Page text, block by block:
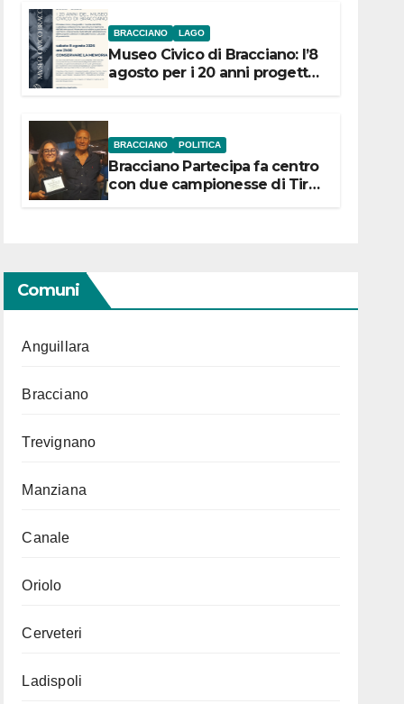
BRACCIANO LAGO
Museo Civico di Bracciano: l’8
agosto per i 20 anni progetto
BRACCIANO POLITICA
Bracciano Partecipa fa centro
con due campionesse di Tiro
Comuni
Anguillara
Bracciano
Trevignano
Manziana
Canale
Oriolo
Cerveteri
Ladispoli